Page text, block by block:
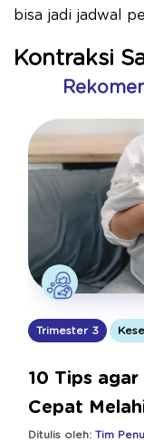
bisa jadi jadwal
Kontraksi
Trimester 3
10 Tips
Cepat
Ditulis oleh: Tim